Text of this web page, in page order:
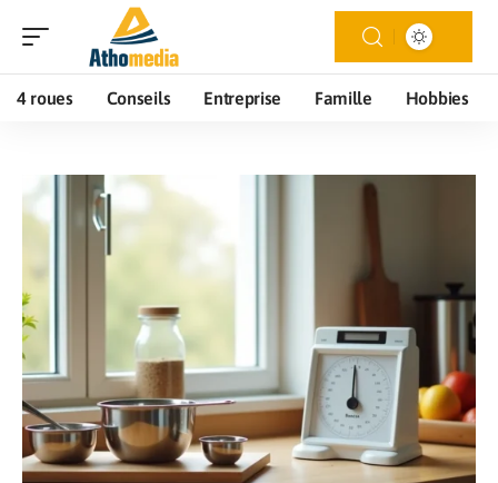
4 roues Conseils Entreprise Famille Hobbies